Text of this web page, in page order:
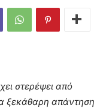
στερέψει από
ξεκάθαρη απάντηση